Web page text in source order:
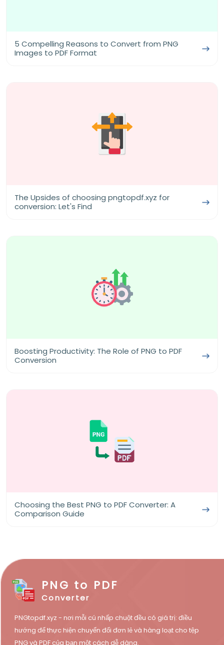
5 Compelling Reasons to Convert from PNG
Images to PDF Format
The Upsides of choosing pngtopdf.xyz for
conversion: Let's Find
Boosting Productivity: The Role of PNG to PDF
Conversion
Choosing the Best PNG to PDF Converter: A
Comparison Guide
PNG to PDF
Converter
PNGtopdf.xyz - nơi mỗi cú nhấp chuột đều có giá trị: điều
hướng để thực hiện chuyển đổi đơn lẻ và hàng loạt cho tệp
PNG và PDF của bạn một cách dễ dàng.